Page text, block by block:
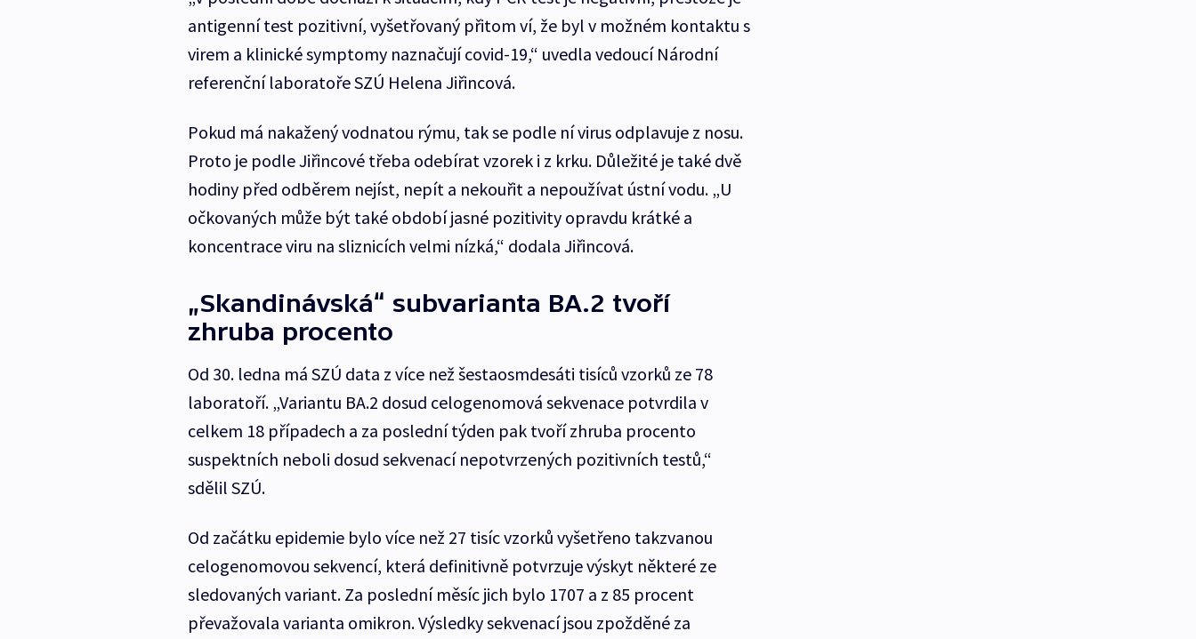
antigenní test pozitivní, vyšetřovaný přitom ví, že byl v možném kontaktu s
virem a klinické symptomy naznačují covid-19,“ uvedla vedoucí Národní
referenční laboratoře SZÚ Helena Jiřincová.
Pokud má nakažený vodnatou rýmu, tak se podle ní virus odplavuje z nosu.
Proto je podle Jiřincové třeba odebírat vzorek i z krku. Důležité je také dvě
hodiny před odběrem nejíst, nepít a nekouřit a nepoužívat ústní vodu. „U
očkovaných může být také období jasné pozitivity opravdu krátké a
koncentrace viru na sliznicích velmi nízká,“ dodala Jiřincová.
„Skandinávská“ subvarianta BA.2 tvoří
zhruba procento
Od 30. ledna má SZÚ data z více než šestaosmdesáti tisíců vzorků ze 78
laboratoří. „Variantu BA.2 dosud celogenomová sekvenace potvrdila v
celkem 18 případech a za poslední týden pak tvoří zhruba procento
suspektních neboli dosud sekvenací nepotvrzených pozitivních testů,“
sdělil SZÚ.
Od začátku epidemie bylo více než 27 tisíc vzorků vyšetřeno takzvanou
celogenomovou sekvencí, která definitivně potvrzuje výskyt některé ze
sledovaných variant. Za poslední měsíc jich bylo 1707 a z 85 procent
převažovala varianta omikron. Výsledky sekvenací jsou zpožděné za